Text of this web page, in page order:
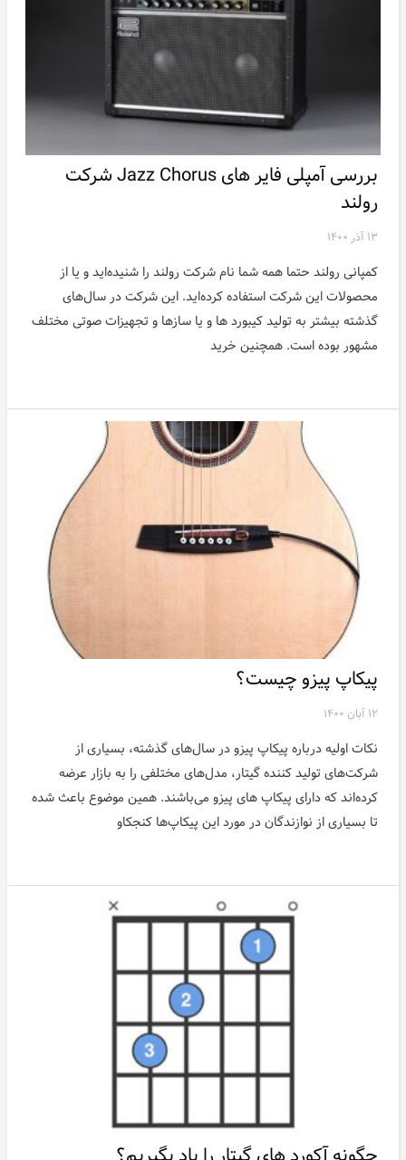
بررسی آمپلی فایر های Jazz Chorus شرکت
رولند
۱۳ آذر ۱۴۰۰
کمپانی رولند حتما همه شما نام شرکت رولند را شنیده‌اید و یا از
محصولات این شرکت استفاده کرده‌اید. این شرکت در سال‌های
گذشته بیشتر به تولید کیبورد ها و یا ساز‌ها و تجهیزات صوتی مختلف
مشهور بوده است. همچنین خرید
پیکاپ پیزو چیست؟
۱۲ آبان ۱۴۰۰
نکات اولیه درباره پیکاپ پیزو در سال‌های گذشته، بسیاری از
شرکت‌های تولید کننده گیتار، مدل‌های مختلفی را به بازار عرضه
کرده‌اند که دارای پیکاپ های پیزو می‌باشند. همین موضوع باعث شده
تا بسیاری از نوازندگان در مورد این پیکاپ‌ها کنجکاو